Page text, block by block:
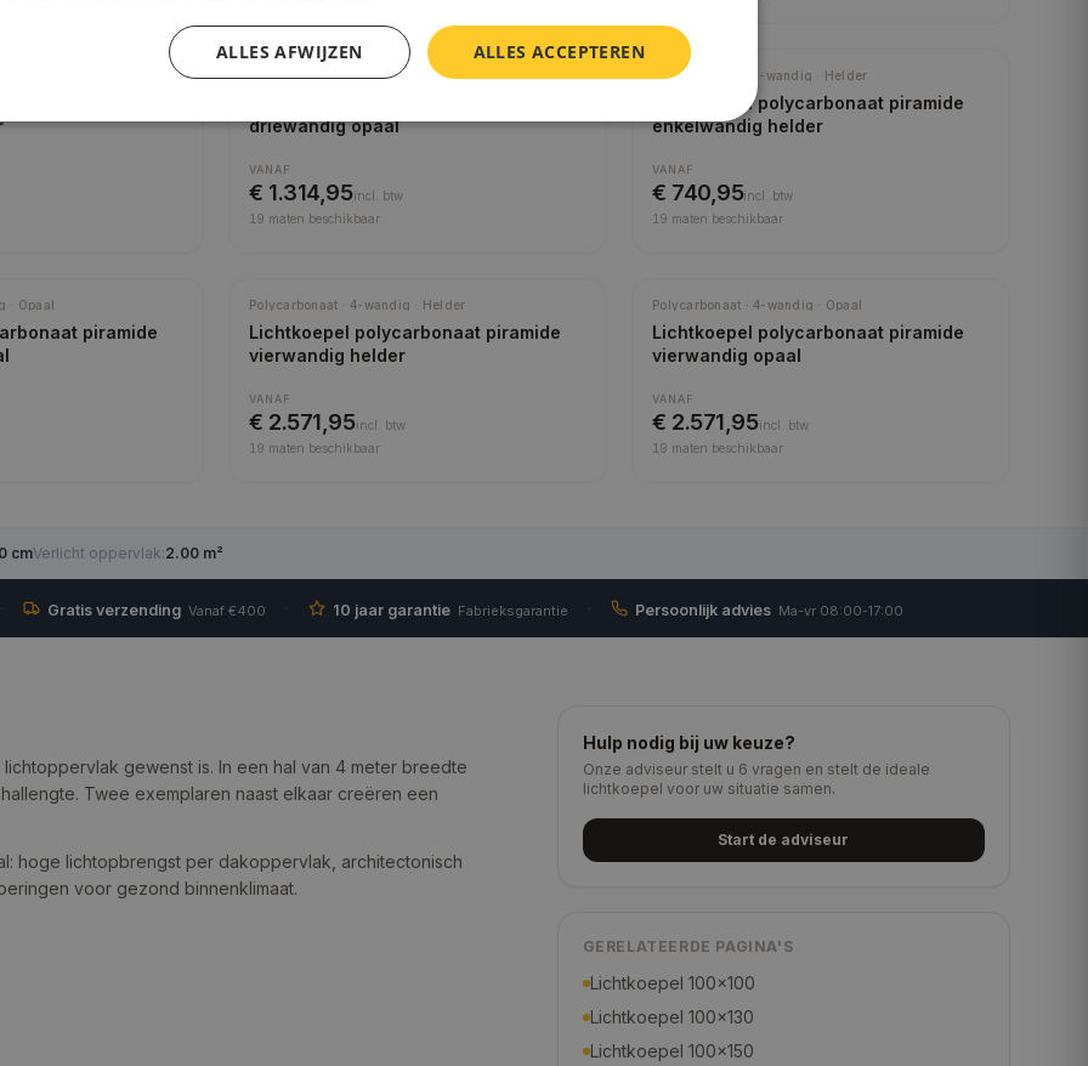
Polycarbonaat · 3-wandig · Opaal
driewandig opaal
VANAF
€ 1.314,95incl.
btw
19 maten beschikbaar
Polycarbonaat · 1-wandig · Helder
Lichtkoepel polycarbonaat piramide
enkelwandig helder
VANAF
€ 740,95incl.
btw
19 maten beschikbaar
· Opaal
piramide
Polycarbonaat · 4-wandig · Helder
Lichtkoepel polycarbonaat piramide
vierwandig helder
VANAF
€ 2.571,95incl.
btw
19 maten beschikbaar
Polycarbonaat · 4-wandig · Opaal
Lichtkoepel polycarbonaat piramide
vierwandig opaal
VANAF
€ 2.571,95incl.
btw
19 maten beschikbaar
cmVerlicht oppervlak:2.00 m²
Gratis verzending Vanaf €400 10 jaar garantie Fabrieksgarantie Persoonlijk advies Ma-vr 08:00-17:00
gewenst is. In een hal van 4 meter breedte
Twee exemplaren naast elkaar creëren een
hoge lichtopbrengst per dakoppervlak, architectonisch
voor gezond binnenklimaat.
Hulp nodig bij uw keuze?
Onze adviseur stelt u 6 vragen en stelt de ideale
lichtkoepel voor uw situatie samen.
Start de adviseur
GERELATEERDE PAGINA'S
Lichtkoepel 100×100
Lichtkoepel 100×130
Lichtkoepel 100×150
ALLES ACCEPTEREN
ALLES AFWIJZEN